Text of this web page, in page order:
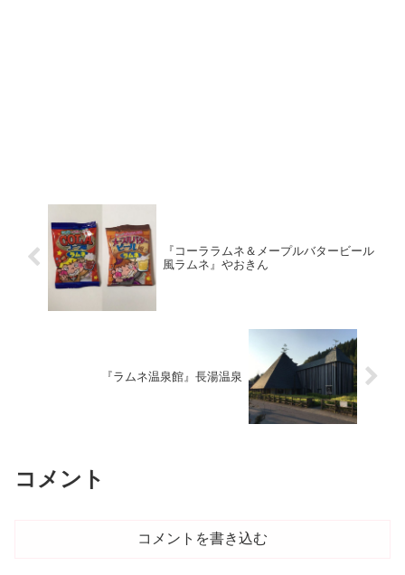
『コーララムネ＆メープルバタービール
風ラムネ』やおきん
『ラムネ温泉館』長湯温泉
コメント
コメントを書き込む